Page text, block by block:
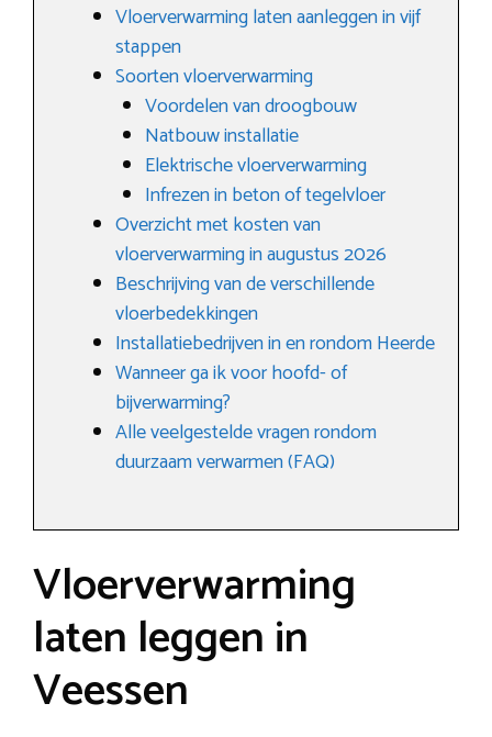
Vloerverwarming laten aanleggen in vijf
stappen
Soorten vloerverwarming
Voordelen van droogbouw
Natbouw installatie
Elektrische vloerverwarming
Infrezen in beton of tegelvloer
Overzicht met kosten van
vloerverwarming in augustus 2026
Beschrijving van de verschillende
vloerbedekkingen
Installatiebedrijven in en rondom Heerde
Wanneer ga ik voor hoofd- of
bijverwarming?
Alle veelgestelde vragen rondom
duurzaam verwarmen (FAQ)
Vloerverwarming
laten leggen in
Veessen